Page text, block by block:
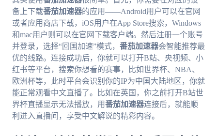
备上下载番茄加速器的应用——Android用户可以在官网
或者应用商店下载，iOS用户在App Store搜索，Windows
和mac用户则可以在官网下载客户端。然后注册一个账号
并登录，选择“回国加速”模式， 番茄加速器会智能推荐最
优的线路。连接成功后，你就可以打开B站、央视频、小
红书等平台，搜索你想看的赛事，比如世界杯、NBA、
欧洲杯等，此时平台会识别你的IP为中国大陆地区，你就
能正常观看中文直播了。比如在英国，你之前打开B站世
界杯直播显示无法播放，用番茄加速器连接后，就能顺
利进入直播间，享受中文解说的精彩内容。